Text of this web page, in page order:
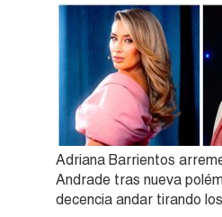
Adriana Barrientos
Andrade tras nueva
decencia andar tirando